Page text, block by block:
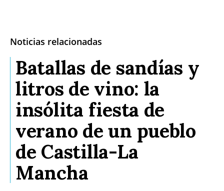
Noticias relacionadas
Batallas de sandías y
litros de vino: la
insólita fiesta de
verano de un pueblo
de Castilla-La
Mancha